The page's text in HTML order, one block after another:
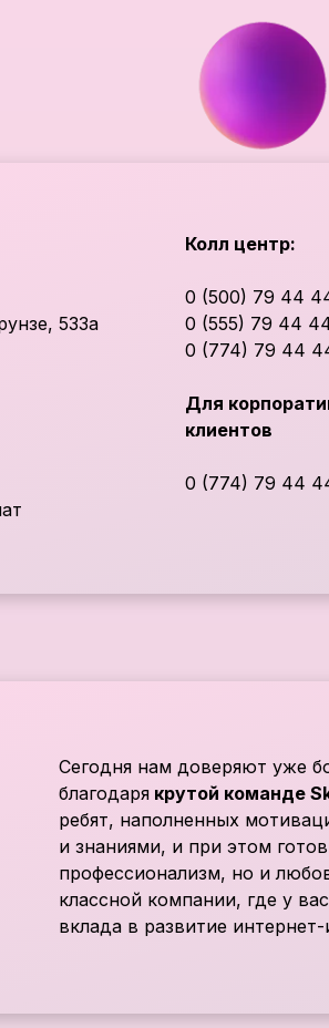
Колл центр:
0 (500) 79 44
0 (555) 79 44
0 (774) 79 44
533а
Для
клиентов
0 (774) 79 44
Сегодня нам доверяют уже
благодаря крутой команде
ребят, наполненных
и знаниями, и при этом
профессионализм, но и
классной компании, где у
вклада в развитие